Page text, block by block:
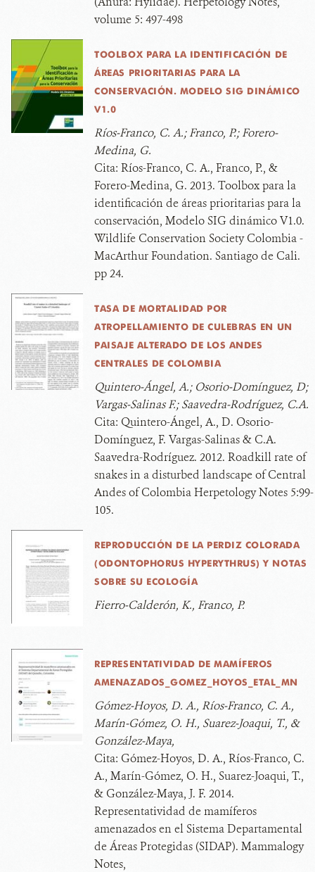
volume 5: 497-498
TOOLBOX PARA LA IDENTIFICACIÓN DE
ÁREAS PRIORITARIAS PARA LA
CONSERVACIÓN. MODELO SIG DINÁMICO
V1.0
Ríos-Franco, C. A.; Franco, P.; Forero-
Medina, G.
Cita:Ríos-Franco, C. A., Franco, P., &
Forero-Medina, G. 2013. Toolbox para la
identificación de áreas prioritarias para la
conservación, Modelo SIG dinámico V1.0.
Wildlife Conservation Society Colombia -
MacArthur Foundation. Santiago de Cali.
pp 24.
TASA DE MORTALIDAD POR
ATROPELLAMIENTO DE CULEBRAS EN UN
PAISAJE ALTERADO DE LOS ANDES
CENTRALES DE COLOMBIA
Quintero-Ángel, A.; Osorio-Domínguez, D;
Vargas-Salinas F.; Saavedra-Rodríguez, C.A.
Cita: Quintero-Ángel, A., D. Osorio-
Domínguez, F. Vargas-Salinas & C.A.
Saavedra-Rodríguez. 2012. Roadkill rate of
snakes in a disturbed landscape of Central
Andes of Colombia Herpetology Notes 5:99-
105.
REPRODUCCIÓN DE LA PERDIZ COLORADA
(ODONTOPHORUS HYPERYTHRUS) Y NOTAS
SOBRE SU ECOLOGÍA
Fierro-Calderón, K., Franco, P.
REPRESENTATIVIDAD DE MAMÍFEROS
AMENAZADOS_GOMEZ_HOYOS_ETAL_MN
Gómez-Hoyos, D. A., Ríos-Franco, C. A.,
Marín-Gómez, O. H., Suarez-Joaqui, T., &
González-Maya,
Cita: Gómez-Hoyos, D. A., Ríos-Franco, C.
A., Marín-Gómez, O. H., Suarez-Joaqui, T.,
& González-Maya, J. F. 2014.
Representatividad de mamíferos
amenazados en el Sistema Departamental
de Áreas Protegidas (SIDAP). Mammalogy
Notes,